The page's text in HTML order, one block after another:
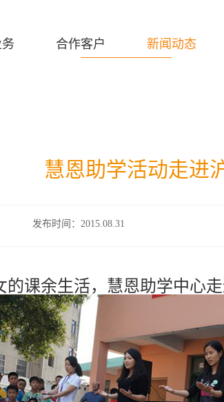
合作客户 新闻动态
慧恩助学活动走进
发布时间：2015.08.31
的课余生活，慧恩助学中心